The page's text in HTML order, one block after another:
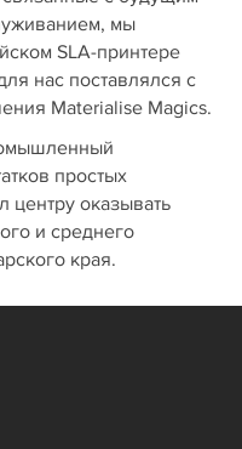
мы
SLA‑принтере
нас поставлялся с
Materialise Magics.
простых
центру оказывать
и среднего
края.